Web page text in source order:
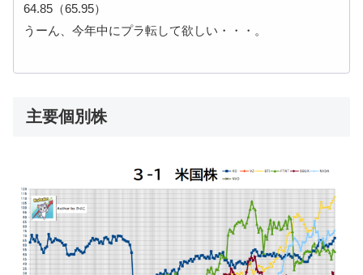
64.85（65.95）
うーん、今年中にプラ転して欲しい・・・。
主要個別株